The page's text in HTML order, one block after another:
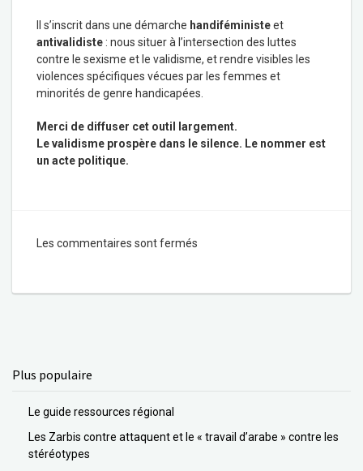
Il s’inscrit dans une démarche handiféministeet
antivalidiste : nous situer à l’intersection des luttes
contre le sexisme et le validisme, et rendre visibles les
violences spécifiques vécues par les femmes et
minorités de genre handicapées.
Merci de diffuser cet outil largement.
Le validisme prospère dans le silence. Le nommer est
un acte politique.
Les commentaires sont fermés
Plus populaire
Le guide ressources régional
Les Zarbis contre attaquent et le « travail d’arabe » contre les
stéréotypes